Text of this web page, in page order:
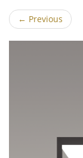
← Previous